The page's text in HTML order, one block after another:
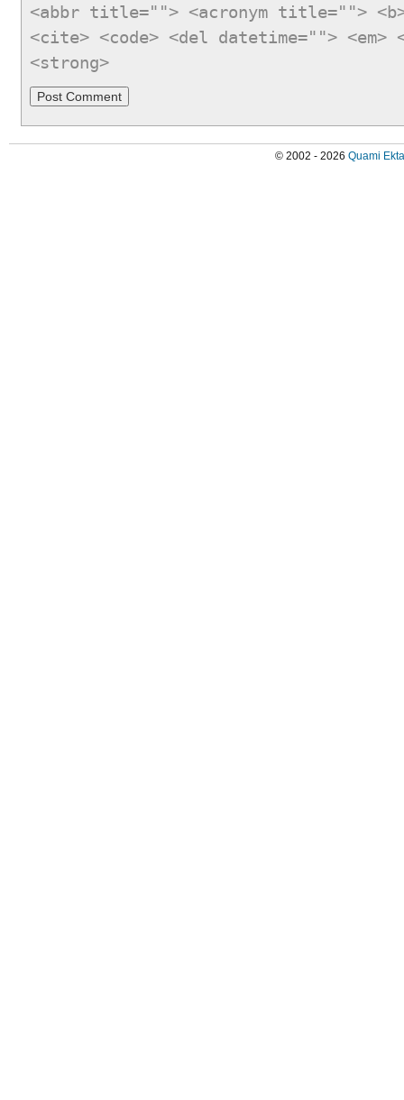
<abbr title=""> <acronym title="">
<cite> <code> <del datetime="">
<strong>
© 2002 - 2026 Quami